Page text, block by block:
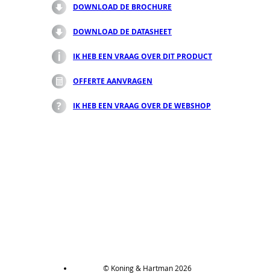
DOWNLOAD DE BROCHURE
DOWNLOAD DE DATASHEET
IK HEB EEN VRAAG OVER DIT PRODUCT
OFFERTE AANVRAGEN
IK HEB EEN VRAAG OVER DE WEBSHOP
© Koning & Hartman 2026